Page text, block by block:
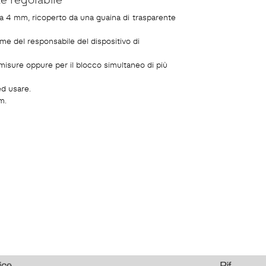
4 mm, ricoperto da una guaina di trasparente
del responsabile del dispositivo di
oppure per il blocco simultaneo di più
usare.